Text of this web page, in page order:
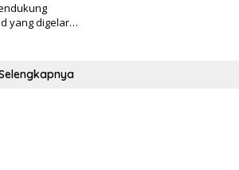
yang digelar…